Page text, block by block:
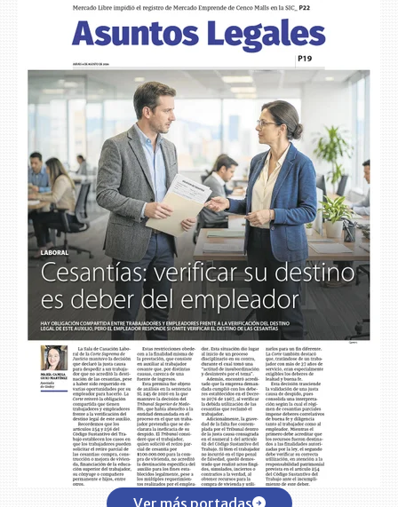
Ver más portadas